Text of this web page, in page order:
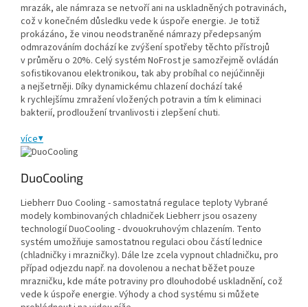
mrazák, ale námraza se netvoří ani na uskladněných potravinách,
což v konečném důsledku vede k úspoře energie. Je totiž
prokázáno, že vinou neodstraněné námrazy předepsaným
odmrazováním dochází ke zvýšení spotřeby těchto přístrojů
v průměru o 20%. Celý systém NoFrost je samozřejmě ovládán
sofistikovanou elektronikou, tak aby probíhal co nejúčinněji
a nejšetrněji. Díky dynamickému chlazení dochází také
k rychlejšímu zmražení vložených potravin a tím k eliminaci
bakterií, prodloužení trvanlivosti i zlepšení chuti.
více▼
DuoCooling
Liebherr Duo Cooling - samostatná regulace teploty Vybrané
modely kombinovaných chladniček Liebherr jsou osazeny
technologií DuoCooling - dvouokruhovým chlazením. Tento
systém umožňuje samostatnou regulaci obou částí lednice
(chladničky i mrazničky). Dále lze zcela vypnout chladničku, pro
případ odjezdu např. na dovolenou a nechat běžet pouze
mrazničku, kde máte potraviny pro dlouhodobé uskladnění, což
vede k úspoře energie. Výhody a chod systému si můžete